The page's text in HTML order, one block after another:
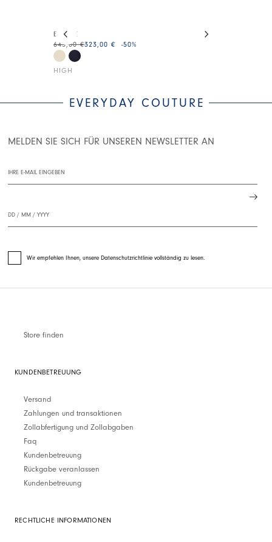
ELIPSE
HIGH
645,00 €323,00 € -50%
EVERYDAY COUTURE
MELDEN SIE SICH FÜR UNSEREN NEWSLETTER AN
Wir empfehlen Ihnen, unsere Datenschutzrichtlinie vollständig zu lesen.
Store finden
KUNDENBETREUUNG
Versand
Zahlungen und transaktionen
Zollabfertigung und Zollabgaben
Faq
Kundenbetreuung
Rückgabe veranlassen
Kundenbetreuung
RECHTLICHE INFORMATIONEN